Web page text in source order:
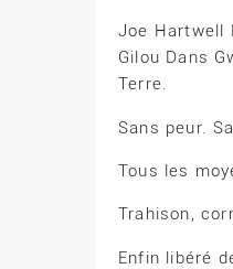
Joe Hartwell
Gilou Dans
Terre.
Sans peur.
Tous les
Trahison,
Enfin libéré